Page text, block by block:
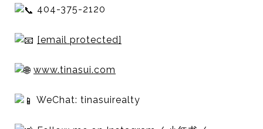
404-375-2120
[email protected]
www.tinasui.com
WeChat: tinasuirealty